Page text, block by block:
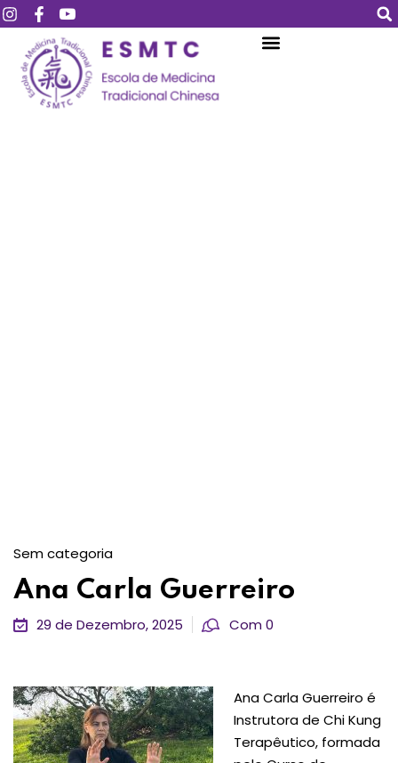
Sem categoria
Ana Carla Guerreiro
29 de Dezembro, 2025 Com 0
Ana Carla Guerreiro é
Instrutora de Chi Kung
Terapêutico, formada
Login Assinar
Login